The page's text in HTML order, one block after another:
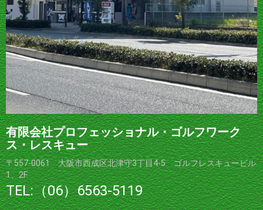
有限会社プロフェッショナル・ゴルフワーク
ス・レスキュー
〒557-0061 大阪市西成区北津守3丁目4-5 ゴルフレスキュービル
1、2F
TEL:（06）6563-5119